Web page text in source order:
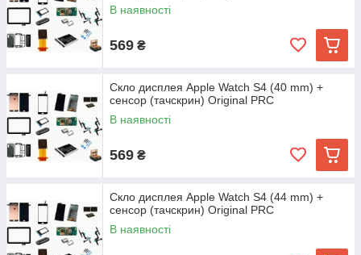
В наявності
569 ₴
Скло дисплея Apple Watch S4 (40 mm) +
сенсор (тачскрин) Original PRC
В наявності
569 ₴
Скло дисплея Apple Watch S4 (44 mm) +
сенсор (тачскрин) Original PRC
В наявності